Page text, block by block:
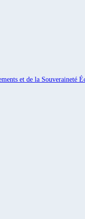
et de la Souveraineté